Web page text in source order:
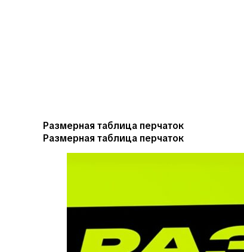
Размерная таблица перчаток
Размерная таблица перчаток